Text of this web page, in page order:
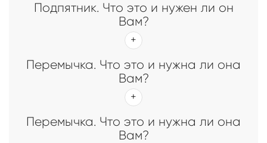
Подпятник. Что это и нужен ли он
Вам?
Перемычка. Что это и нужна ли она
Вам?
Перемычка. Что это и нужна ли она
Вам?